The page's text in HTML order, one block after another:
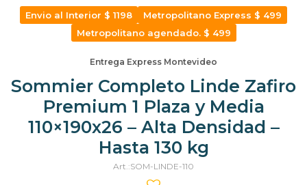
Envio al Interior $ 1198
Metropolitano Express $ 499
Metropolitano agendado. $ 499
Entrega Express Montevideo
Sommier Completo Linde Zafiro
Premium 1 Plaza y Media
110×190x26 – Alta Densidad –
Hasta 130 kg
SOM-LINDE-110